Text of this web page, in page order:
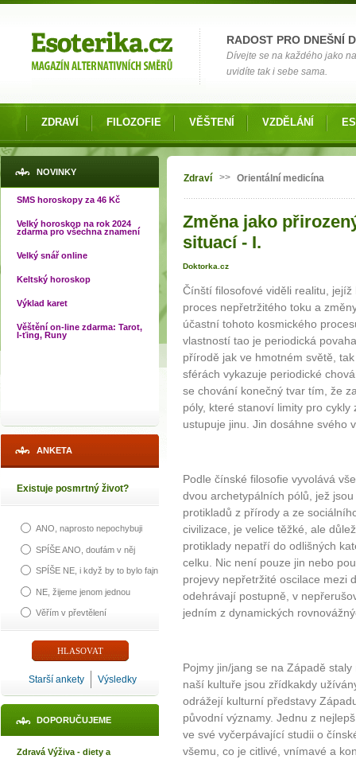
RADOST PRO DNEŠNÍ
Dívejte se na každého jako
uvidíte tak i sebe sama.
ZDRAVÍ FILOZOFIE VĚŠTENÍ VZDĚLÁNÍ
NOVINKY
SMS horoskopy za 46 Kč
Velký horoskop na rok 2024
zdarma pro všechna znamení
Velký snář online
Keltský horoskop
Výklad karet
Věštění on-line zdarma: Tarot,
I-ťing, Runy
ANKETA
Existuje posmrtný život?
ANO, naprosto nepochybuji
SPÍŠE ANO, doufám v něj
SPÍŠE NE, i když by to bylo fajn
NE, žijeme jenom jednou
Věřím v převtělení
Starší ankety Výsledky
DOPORUČUJEME
Zdravá Výživa - diety a
Jste zde
Zdraví >> Orientální medicína
Změna jako
situací - I.
Doktorka.cz
Čínští filosofové viděli realitu,
proces nepřetržitého toku a
účastní tohoto kosmického
vlastností tao je periodická
přírodě jak ve hmotném světě,
sférách vykazuje periodické
se chování konečný tvar tím, že
póly, které stanoví limity pro
ustupuje jinu. Jin dosáhne svého
Podle čínské filosofie vyvolává
dvou archetypálních pólů, jež
protikladů z přírody a ze
civilizace, je velice těžké, ale
protiklady nepatří do odlišných
celku. Nic není pouze jin nebo
projevy nepřetržité oscilace mezi
odehrávají postupně, v
jedním z dynamických
Pojmy jin/jang se na Západě
naší kultuře jsou zřídkakdy
odrážejí kulturní představy
původní významy. Jednu z
ve své vyčerpávající studii o
všemu, co je citlivé, vnímavé a